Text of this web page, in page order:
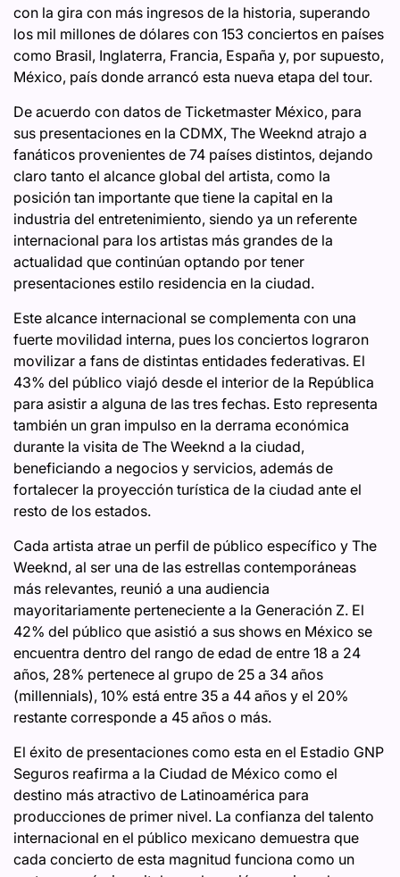
con la gira con más ingresos de la historia, superando
los mil millones de dólares con 153 conciertos en países
como Brasil, Inglaterra, Francia, España y, por supuesto,
México, país donde arrancó esta nueva etapa del tour.
De acuerdo con datos de Ticketmaster México, para
sus presentaciones en la CDMX, The Weeknd atrajo a
fanáticos provenientes de 74 países distintos, dejando
claro tanto el alcance global del artista, como la
posición tan importante que tiene la capital en la
industria del entretenimiento, siendo ya un referente
internacional para los artistas más grandes de la
actualidad que continúan optando por tener
presentaciones estilo residencia en la ciudad.
Este alcance internacional se complementa con una
fuerte movilidad interna, pues los conciertos lograron
movilizar a fans de distintas entidades federativas. El
43% del público viajó desde el interior de la República
para asistir a alguna de las tres fechas. Esto representa
también un gran impulso en la derrama económica
durante la visita de The Weeknd a la ciudad,
beneficiando a negocios y servicios, además de
fortalecer la proyección turística de la ciudad ante el
resto de los estados.
Cada artista atrae un perfil de público específico y The
Weeknd, al ser una de las estrellas contemporáneas
más relevantes, reunió a una audiencia
mayoritariamente perteneciente a la Generación Z. El
42% del público que asistió a sus shows en México se
encuentra dentro del rango de edad de entre 18 a 24
años, 28% pertenece al grupo de 25 a 34 años
(millennials), 10% está entre 35 a 44 años y el 20%
restante corresponde a 45 años o más.
El éxito de presentaciones como esta en el Estadio GNP
Seguros reafirma a la Ciudad de México como el
destino más atractivo de Latinoamérica para
producciones de primer nivel. La confianza del talento
internacional en el público mexicano demuestra que
cada concierto de esta magnitud funciona como un